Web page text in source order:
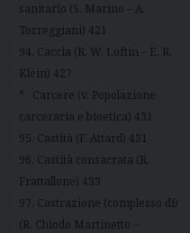
sanitario (S. Marino – A.
Torreggiani) 421
94. Caccia (R. W. Loftin – E. R.
Klein) 427
* Carcere (v. Popolazione
carceraria e bioetica) 431
95. Castità (F. Attard) 431
96. Castità consacrata (R.
Frattallone) 433
97. Castrazione (complesso di)
(R. Chiodo Martinetto –